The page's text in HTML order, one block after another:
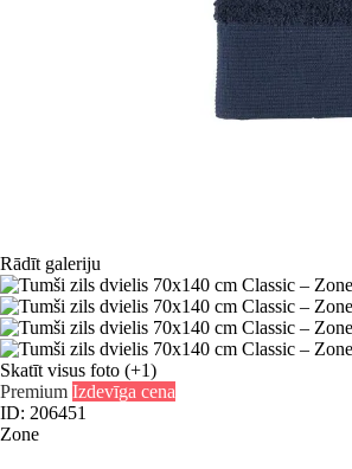
Rādīt galeriju
Skatīt visus foto (+1)
Premium Izdevīga cena
ID: 206451
Zone